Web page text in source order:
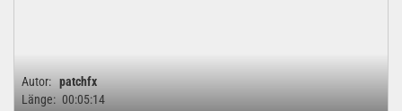
Autor: patchfx
Länge: 00:05:14